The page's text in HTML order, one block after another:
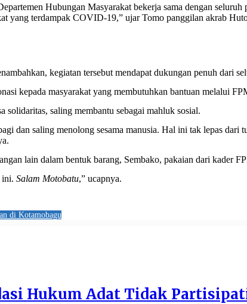
Hubungan Masyarakat bekerja sama dengan
yang terdampak COVID-19,” ujar Tomo panggilan akrab
kegiatan tersebut mendapat dukungan penuh dari
kepada masyarakat yang membutuhkan bantuan melalui
saling membantu sebagai mahluk sosial.
dan saling menolong sesama manusia. Hal ini tak lepas dari
lain dalam bentuk barang, Sembako, pakaian dari kader
ini. Salam Motobatu,” ucapnya.
di Kotamobagu
Hukum Adat Tidak